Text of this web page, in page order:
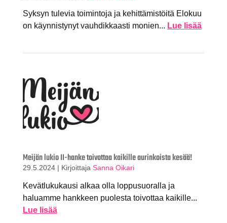
Syksyn tulevia toimintoja ja kehittämistöitä Elokuu
on käynnistynyt vauhdikkaasti monien... Lue lisää
Meijän lukio II-hanke toivottaa kaikille aurinkoista kesää!
29.5.2024 | Kirjoittaja Sanna Oikari
Kevätlukukausi alkaa olla loppusuoralla ja
haluamme hankkeen puolesta toivottaa kaikille...
Lue lisää